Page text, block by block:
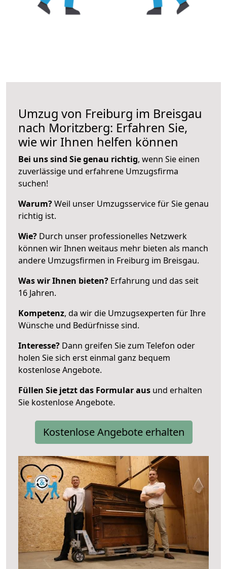
Umzug von Freiburg im Breisgau
nach Moritzberg: Erfahren Sie,
wie wir Ihnen helfen können
Bei uns sind Sie genau richtig, wenn Sie einen
zuverlässige und erfahrene Umzugsfirma
suchen!
Warum?Weil unser Umzugsservice für Sie genau
richtig ist.
Wie? Durch unser professionelles Netzwerk
können wir Ihnen weitaus mehr bieten als manch
andere Umzugsfirmen in Freiburg im Breisgau.
Was wir Ihnen bieten? Erfahrung und das seit
16 Jahren.
Kompetenz, da wir die Umzugsexperten für Ihre
Wünsche und Bedürfnisse sind.
Interesse? Dann greifen Sie zum Telefon oder
holen Sie sich erst einmal ganz bequem
kostenlose Angebote.
Füllen Sie jetzt das Formular aus und erhalten
Sie kostenlose Angebote.
Kostenlose Angebote erhalten